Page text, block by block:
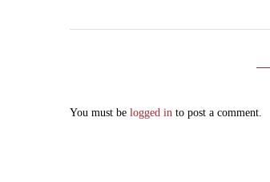
You must be logged in to post a comment.